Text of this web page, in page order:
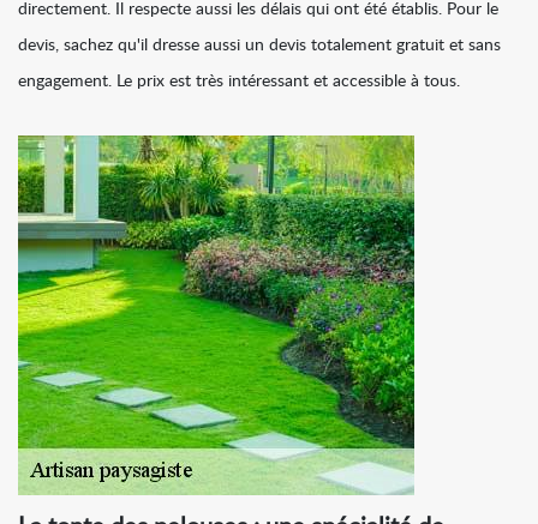
directement. Il respecte aussi les délais qui ont été établis. Pour le
devis, sachez qu'il dresse aussi un devis totalement gratuit et sans
engagement. Le prix est très intéressant et accessible à tous.